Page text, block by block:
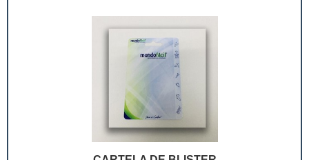
atraiam mais e, como benefício para .